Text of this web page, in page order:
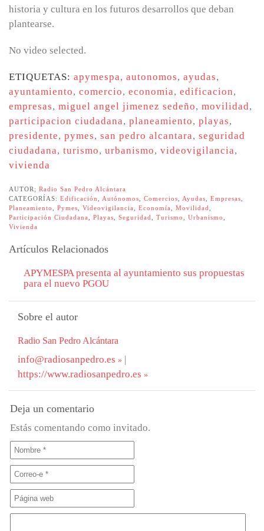
historia y cultura en los futuros desarrollos que deban
plantearse.
No video selected.
ETIQUETAS: apymespa, autonomos, ayudas,
ayuntamiento, comercio, economia, edificacion,
empresas, miguel angel jimenez sedeño, movilidad,
participacion ciudadana, planeamiento, playas,
presidente, pymes, san pedro alcantara, seguridad
ciudadana, turismo, urbanismo, videovigilancia,
vivienda
AUTOR; Radio San Pedro Alcántara
CATEGORÍAS: Edificación Autónomos Comercios Ayudas Empresas
Planeamiento
Pymes Videovigilancia Economía Movilidad
Participación Ciudadana
Playas Seguridad Turismo Urbanismo
Vivienda
Artículos Relacionados
APYMESPA presenta al ayuntamiento sus propuestas
para el nuevo PGOU
Sobre el autor
Radio San Pedro Alcántara
info@radiosanpedro.es
|
https://www.radiosanpedro.es
Deja un comentario
Estás comentando como invitado.